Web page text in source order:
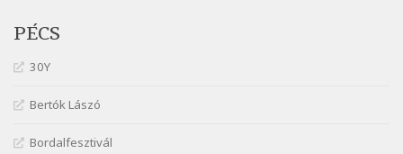
Szélkiáltó
Galambosi László: Kalapos
Győri László: Jönnek a törökök
PÉCS
30Y
Bertók Lászó
Bordalfesztivál